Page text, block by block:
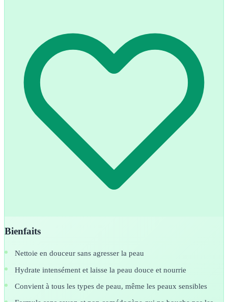
Bienfaits
Nettoie en douceur sans agresser la peau
Hydrate intensément et laisse la peau douce et nourrie
Convient à tous les types de peau, même les peaux sensibles